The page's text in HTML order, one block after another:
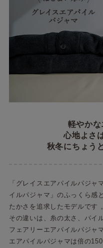
軽やか
心地よさ
秋冬にちょう
「グレイスエアパイルパジ
イルパジャマ」のふっくら感
たかさを追求したモデルです 。
その違いは、糸の太さ、パイ
フェアリーエアパイルパジャ
エアパイルパジャマは倍の